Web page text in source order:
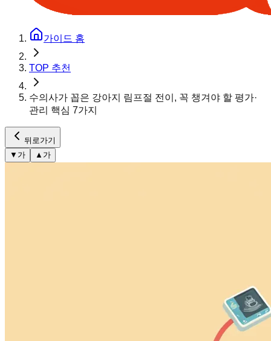
가이드 홈
TOP 추천
수의사가 꼽은 강아지 림프절 전이, 꼭 챙겨야 할 평가·
관리 핵심 7가지
뒤로가기
▼ 가 ▲ 가